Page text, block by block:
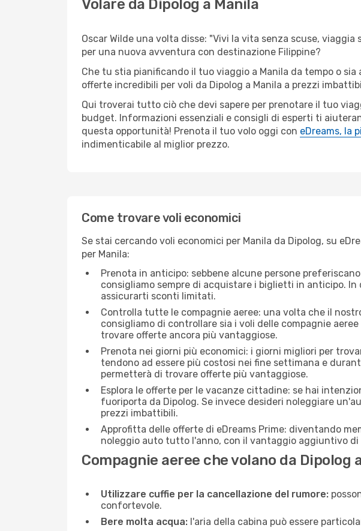
Volare da Dipolog a Manila
Oscar Wilde una volta disse: "Vivi la vita senza scuse,
per una nuova avventura con destinazione Filippine?
Che tu stia pianificando il tuo viaggio a Manila da tempo o
offerte incredibili per voli da Dipolog a Manila a prezzi
Qui troverai tutto ciò che devi sapere per prenotare il tuo
budget. Informazioni essenziali e consigli di esperti ti
questa opportunità! Prenota il tuo volo oggi con eDreams, la
indimenticabile al miglior prezzo.
Come trovare voli economici
Se stai cercando voli economici per Manila da Dipolog, su
per Manila:
Prenota in anticipo: sebbene alcune persone
consigliamo sempre di acquistare i biglietti in anticipo.
assicurarti sconti limitati.
Controlla tutte le compagnie aeree: una volta che il
consigliamo di controllare sia i voli delle compagnie
trovare offerte ancora più vantaggiose.
Prenota nei giorni più economici: i giorni migliori per
tendono ad essere più costosi nei fine settimana e
permetterà di trovare offerte più vantaggiose.
Esplora le offerte per le vacanze cittadine: se hai
fuoriporta da Dipolog. Se invece desideri noleggiare
prezzi imbattibili.
Approfitta delle offerte di eDreams Prime: diventando
noleggio auto tutto l'anno, con il vantaggio aggiuntivo
Compagnie aeree che volano da Dipolog
Utilizzare cuffie per la cancellazione del rumore:
confortevole.
Bere molta acqua: l'aria della cabina può essere